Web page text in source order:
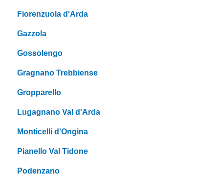
Fiorenzuola d'Arda
Gazzola
Gossolengo
Gragnano Trebbiense
Gropparello
Lugagnano Val d'Arda
Monticelli d'Ongina
Pianello Val Tidone
Podenzano